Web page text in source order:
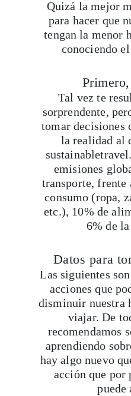
Quizá la mejor
para hacer que
tengan la menor
conociendo
Tal vez te
sorprendente,
tomar decisiones
la realidad al
emisiones
transporte, frente
consumo (ropa,
etc.), 10% de
6% de
Datos para
Las siguientes
acciones que
disminuir nuestra
viajar. De
recomendamos
aprendiendo
hay algo nuevo
acción que por
puede